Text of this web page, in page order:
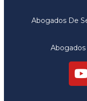
Abogados De